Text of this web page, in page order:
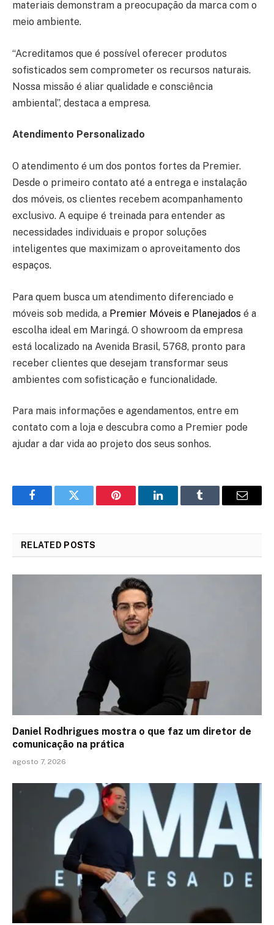
materiais demonstram a preocupação da marca com o
meio ambiente.
“Acreditamos que é possível oferecer produtos
sofisticados sem comprometer os recursos naturais.
Nossa missão é aliar qualidade e consciência
ambiental”, destaca a empresa.
Atendimento Personalizado
O atendimento é um dos pontos fortes da Premier.
Desde o primeiro contato até a entrega e instalação
dos móveis, os clientes recebem acompanhamento
exclusivo. A equipe é treinada para entender as
necessidades individuais e propor soluções
inteligentes que maximizam o aproveitamento dos
espaços.
Para quem busca um atendimento diferenciado e
móveis sob medida, a Premier Móveis e Planejados é a
escolha ideal em Maringá. O showroom da empresa
está localizado na Avenida Brasil, 5768, pronto para
receber clientes que desejam transformar seus
ambientes com sofisticação e funcionalidade.
Para mais informações e agendamentos, entre em
contato com a loja e descubra como a Premier pode
ajudar a dar vida ao projeto dos seus sonhos.
FacebookTwitter Pinterest LinkedInTumblr Email
RELATED POSTS
Daniel Rodhrigues mostra o que faz um diretor de
comunicação na prática
agosto 7, 2026